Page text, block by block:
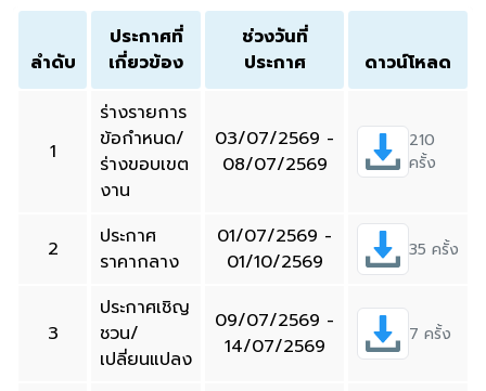
ลำดับ
ประกาศที่
เกี่ยวข้อง
ช่วงวันที่
ประกาศ
ดาวน์โหลด
1
ร่างรายการ
ข้อกำหนด/
ร่างขอบเขต
งาน
03/07/2569 -
08/07/2569
210
ครั้ง
2
ประกาศ
ราคากลาง
01/07/2569 -
01/10/2569
35 ครั้ง
3
ประกาศเชิญ
ชวน/
เปลี่ยนแปลง
09/07/2569 -
14/07/2569
7 ครั้ง